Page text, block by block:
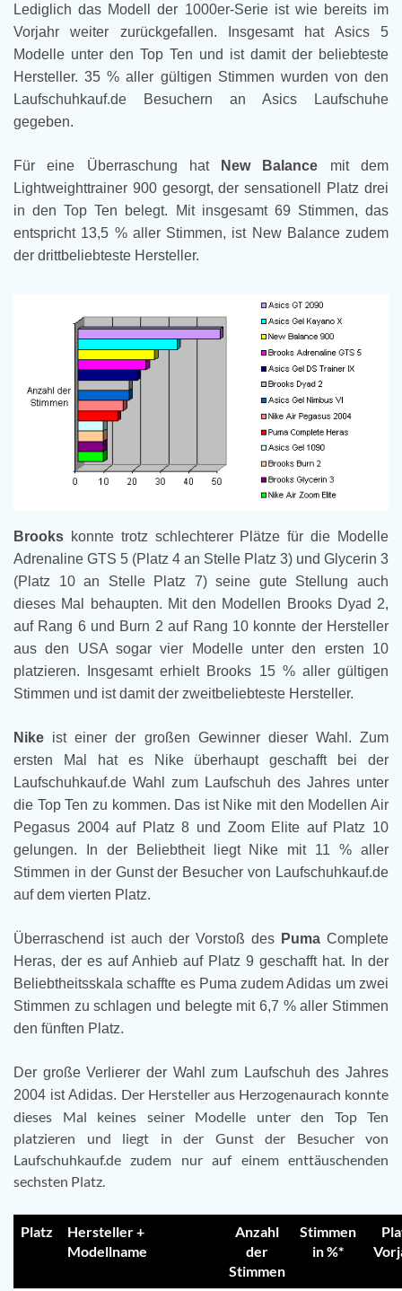
Lediglich das Modell der 1000er-Serie ist wie bereits im
Vorjahr weiter zurückgefallen. Insgesamt hat Asics 5
Modelle unter den Top Ten und ist damit der beliebteste
Hersteller. 35 % aller gültigen Stimmen wurden von den
Laufschuhkauf.de Besuchern an Asics Laufschuhe
gegeben.
Für eine Überraschung hat New Balance mit dem
Lightweighttrainer 900 gesorgt, der sensationell Platz drei
in den Top Ten belegt. Mit insgesamt 69 Stimmen, das
entspricht 13,5 % aller Stimmen, ist New Balance zudem
der drittbeliebteste Hersteller.
Brooks konnte trotz schlechterer Plätze für die Modelle
Adrenaline GTS 5 (Platz 4 an Stelle Platz 3) und Glycerin 3
(Platz 10 an Stelle Platz 7) seine gute Stellung auch
dieses Mal behaupten. Mit den Modellen Brooks Dyad 2,
auf Rang 6 und Burn 2 auf Rang 10 konnte der Hersteller
aus den USA sogar vier Modelle unter den ersten 10
platzieren. Insgesamt erhielt Brooks 15 % aller gültigen
Stimmen und ist damit der zweitbeliebteste Hersteller.
Nike ist einer der großen Gewinner dieser Wahl. Zum
ersten Mal hat es Nike überhaupt geschafft bei der
Laufschuhkauf.de Wahl zum Laufschuh des Jahres unter
die Top Ten zu kommen. Das ist Nike mit den Modellen Air
Pegasus 2004 auf Platz 8 und Zoom Elite auf Platz 10
gelungen. In der Beliebtheit liegt Nike mit 11 % aller
Stimmen in der Gunst der Besucher von Laufschuhkauf.de
auf dem vierten Platz.
Überraschend ist auch der Vorstoß des Puma Complete
Heras, der es auf Anhieb auf Platz 9 geschafft hat. In der
Beliebtheitsskala schaffte es Puma zudem Adidas um zwei
Stimmen zu schlagen und belegte mit 6,7 % aller Stimmen
den fünften Platz.
Der große Verlierer der Wahl zum Laufschuh des Jahres
2004 ist Adidas. Der Hersteller aus Herzogenaurach konnte
dieses Mal keines seiner Modelle unter den Top Ten
platzieren und liegt in der Gunst der Besucher von
Laufschuhkauf.de zudem nur auf einem enttäuschenden
sechsten Platz.
Platz
Hersteller +
Modellname
Anzahl
der
Stimmen
Stimmen
in %*